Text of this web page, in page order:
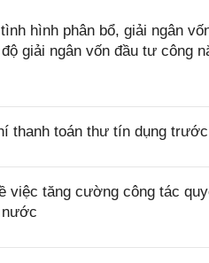
hình phân bổ, giải ngân
giải ngân vốn đầu tư công
thanh toán thư tín dụng
việc tăng cường công tác
nước